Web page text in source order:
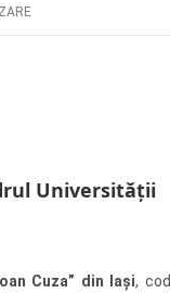
Universității
Cuza” din Iași, cod